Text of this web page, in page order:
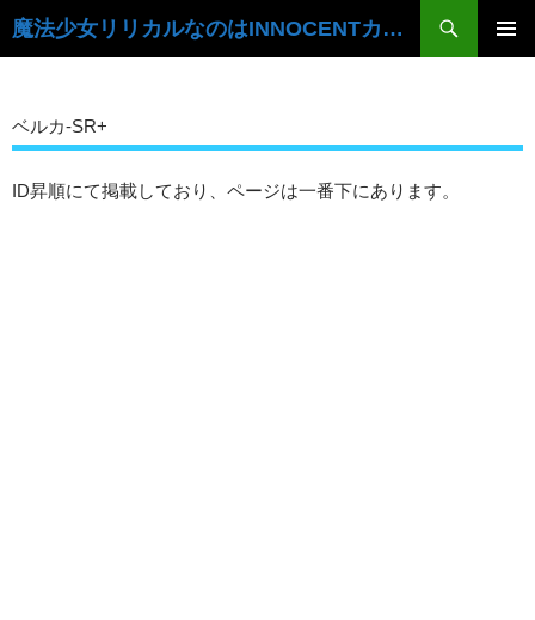
魔法少女リリカルなのはINNOCENTカードデータベース
検
索
ン
ツ
ス
ベルカ-SR+
ID昇順にて掲載しており、ページは一番下にあります。